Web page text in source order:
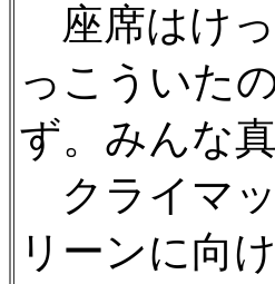
座席はけ
っこういた
ず。みんな
クライマ
リーンに向